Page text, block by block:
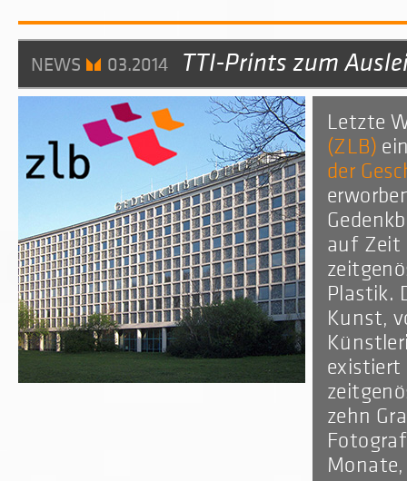
NEWS 03.2014 TTI-Prints zum
Letzte
(ZLB)
der
auf Zeit
Plastik.
Kunst,
existiert
zehn